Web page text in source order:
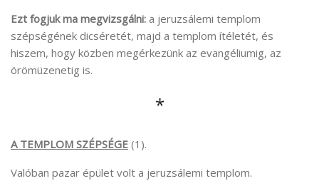
Ezt fogjuk ma megvizsgálni: a jeruzsálemi templom
szépségének dicséretét, majd a templom ítéletét, és
hiszem, hogy közben megérkezünk az evangéliumig, az
örömüzenetig is.
*
A TEMPLOM SZÉPSÉGE (1).
Valóban pazar épület volt a jeruzsálemi templom.